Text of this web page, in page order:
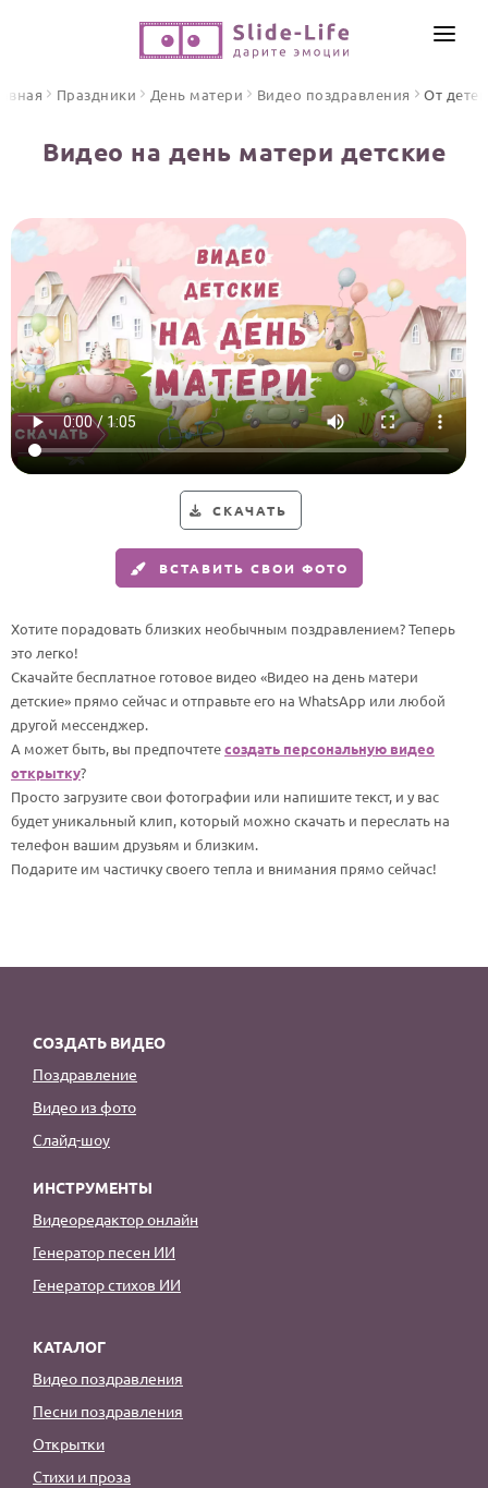
Видео поздравления
Песни поздравления
Открытки
Стихи и тексты
ПРАЗДНИКИ
С Днем рождения
Юбилей
Годовщина свадьбы
Календарь праздников
Женщине
Мужчине
Маме
Папе
Детям
Все родственники
ПЕРСОНАЛЬНЫЕ
ИНСТРУМЕНТЫ
ТЕКСТЫ И ИДЕИ
ОТЗЫВЫ
Праздники День матери Видео поздравления От детей
Видео на день матери детские
СКАЧАТЬ
ВСТАВИТЬ СВОИ ФОТО
Хотите порадовать близких необычным поздравлением? Теперь
это легко!
Скачайте бесплатное готовое видео «Видео на день матери
детские» прямо сейчас и отправьте его на WhatsApp или любой
другой мессенджер.
А может быть, вы предпочтетесоздать персональную видео
открытку?
Просто загрузите свои фотографии или напишите текст, и у вас
будет уникальный клип, который можно скачать и переслать на
телефон вашим друзьям и близким.
Подарите им частичку своего тепла и внимания прямо сейчас!
СОЗДАТЬ ВИДЕО
Поздравление
Видео из фото
Слайд-шоу
ИНСТРУМЕНТЫ
Видеоредактор онлайн
Генератор песен ИИ
Генератор стихов ИИ
КАТАЛОГ
Видео поздравления
Песни поздравления
Открытки
Стихи и проза